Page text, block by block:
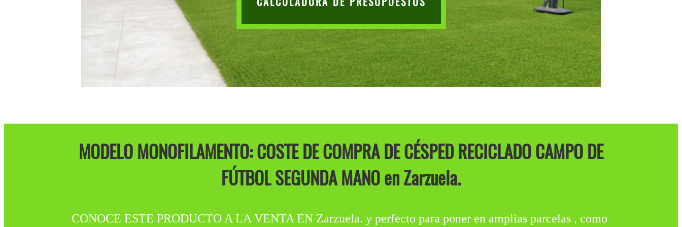
MODELO MONOFILAMENTO: COSTE DE COMPRA DE CÉSPED RECICLADO CAMPO DE
FÚTBOL SEGUNDA MANO en Zarzuela.
CONOCE ESTE PRODUCTO A LA VENTA EN Zarzuela. y perfecto para poner en amplias parcelas , como